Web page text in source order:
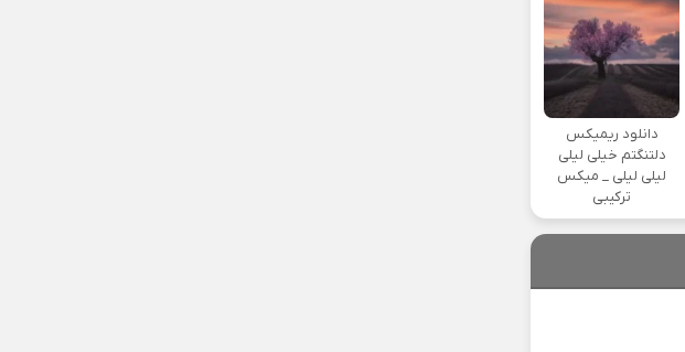
دانلود ریمیکس
دلتنگتم خیلی لیلی
لیلی لیلی _ میکس
ترکیبی